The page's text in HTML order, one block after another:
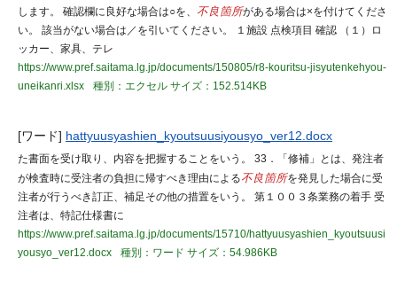
します。 確認欄に良好な場合は○を、 不良箇所がある場合は×を付けてくださ
い。 該当がない場合は／を引いてください。 １施設 点検項目 確認 （１）ロ
ッカー、家具、テレ
https://www.pref.saitama.lg.jp/documents/150805/r8-kouritsu-jisyutenkehyou-
uneikanri.xlsx
種別：エクセル サイズ：152.514KB
[ワード] hattyuusyashien_kyoutsuusiyousyo_ver12.docx
た書面を受け取り、内容を把握することをいう。 33．「修補」とは、発注者
が検査時に受注者の負担に帰すべき理由による不良箇所を発見した場合に受
注者が行うべき訂正、補足その他の措置をいう。 第１００３条業務の着手 受
注者は、特記仕様書に
https://www.pref.saitama.lg.jp/documents/15710/hattyuusyashien_kyoutsuusi
yousyo_ver12.docx
種別：ワード サイズ：54.986KB